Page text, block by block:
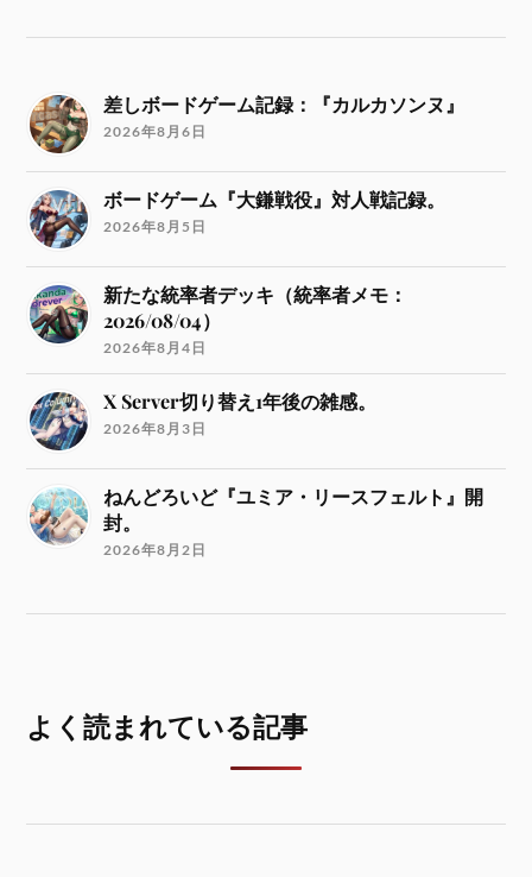
差しボードゲーム記録：『カルカソンヌ』
2026年8月6日
ボードゲーム『大鎌戦役』対人戦記録。
2026年8月5日
新たな統率者デッキ（統率者メモ：
2026/08/04）
2026年8月4日
X Server切り替え1年後の雑感。
2026年8月3日
ねんどろいど『ユミア・リースフェルト』開
封。
2026年8月2日
よく読まれている記事